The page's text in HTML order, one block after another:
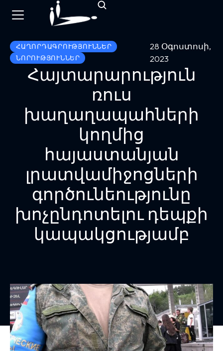
ՀԱՂՈՐԴԱԳՐՈՒԹՅՈՒՆՆԵՐ
ՆՈՐՈՒԹՅՈՒՆՆԵՐ
28 Օգոստոսի,
2023
Հայտարարություն
ռուս
խաղաղապահների
կողմից
հայաստանյան
լրատվամիջոցների
գործունեությունը
խոչընդոտելու դեպքի
կապակցությամբ